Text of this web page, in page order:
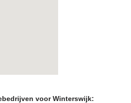
voor Winterswijk: